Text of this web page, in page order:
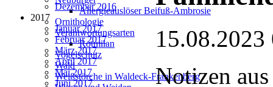
Allergieauslöser Beifuß-Ambrosie
Ornithologie
Verantwortungsarten
Rotmilan
Vogelschutz
Wald
Weißstörche in Waldeck-Frankenberg
Dezember 2016
2017
Januar 2017
Februar 2017
März 2017
April 2017
Mai 2017
Juni 2017
15.08.2023
Notizen